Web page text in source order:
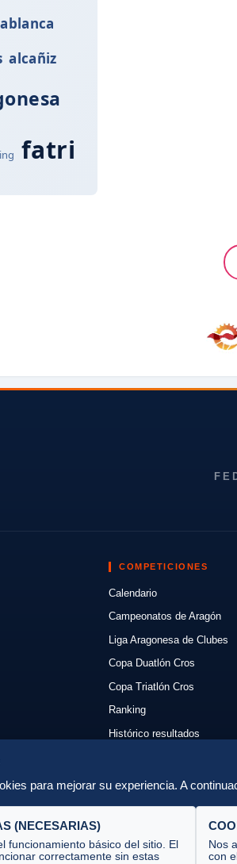
alcañiz
fatri
COMPETICIONES
Calendario
Campeonatos de Aragón
Liga Aragonesa de Clubes
Copa Duatlón Cros
Copa Triatlón Cros
Ranking
Histórico resultados
Normativas
Organizadores
para mejorar su experiencia. A
(NECESARIAS)
funcionamiento básico del sitio. El
correctamente sin estas
Nos
con